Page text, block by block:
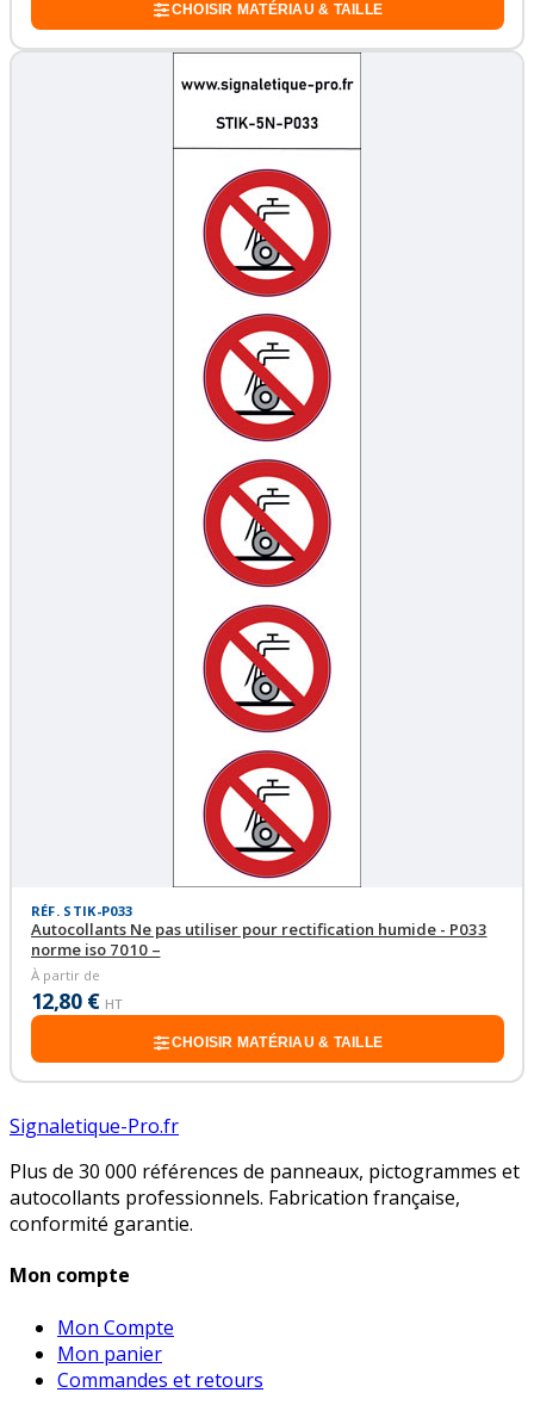
CHOISIR MATÉRIAU & TAILLE
RÉF. STIK-P033
Autocollants Ne pas utiliser pour rectification humide - P033
norme iso 7010 –
À partir de
12,80 € HT
CHOISIR MATÉRIAU & TAILLE
Signaletique-Pro.fr
Plus de 30 000 références de panneaux, pictogrammes et
autocollants professionnels. Fabrication française,
conformité garantie.
Mon compte
Mon Compte
Mon panier
Commandes et retours